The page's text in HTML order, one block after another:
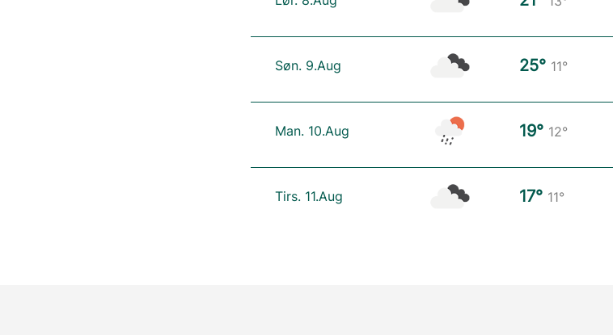
Søn. 9.Aug 25° 11°
Man. 10.Aug 19° 12°
Tirs. 11.Aug 17° 11°